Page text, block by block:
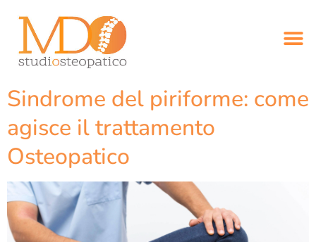
Sindrome del piriforme: come
agisce il trattamento
Osteopatico